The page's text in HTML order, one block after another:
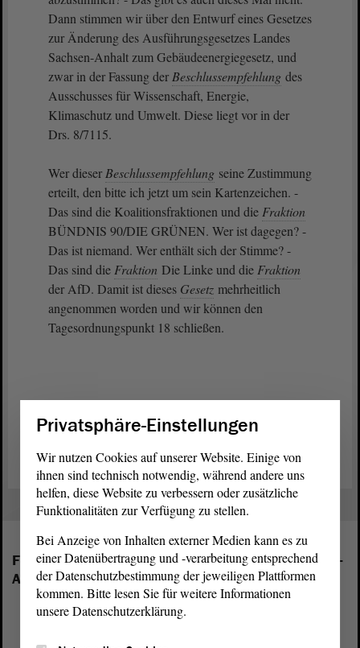
Dann stimmen wir über den Entwurf eines Gesetzes
zur Änderung des Ausführungsgesetzes Landes
Sachsen-Anhalt zum Gebäudeenergiegesetz, und
zwar in der Fassung der Beschlussempfehlung des
Ausschusses für Wissenschaft, Energie,
Klimaschutz und Umwelt. Diese liegt vor in der
Drs. 8/7115.
Wer dieser Beschlussempfehlung seine Zustimmung
erteilt, den bitte ich jetzt um sein Kartenzeichen. -
Das sind die Koalitionsfraktionen und die Fraktion
BÜNDNIS 90/DIE GRÜNEN. Wer ist dagegen? -
Das ist niemand. Wer enthält sich der Stimme? -
Das sind die Fraktion Die Linke und die Fraktion
der AfD. Damit ist dieses Gesetz mehrheitlich
angenommen worden und wir können den
Tagesordnungspunkt 18 schließen.
Zurück zur Landtagssitzung
Folgende Fraktionen sind im Landtag von Sachsen-
Anhalt vertreten:
Privatsphäre-Einstellungen
Wir nutzen Cookies auf unserer Website. Einige von
ihnen sind technisch notwendig, während andere uns
helfen, diese Website zu verbessern oder zusätzliche
Funktionalitäten zur Verfügung zu stellen.
Bei Anzeige von Inhalten externer Medien kann es zu
einer Datenübertragung und -verarbeitung entsprechend
der Datenschutzbestimmung der jeweiligen Plattformen
kommen. Bitte lesen Sie für weitere Informationen
unsere Datenschutzerklärung.